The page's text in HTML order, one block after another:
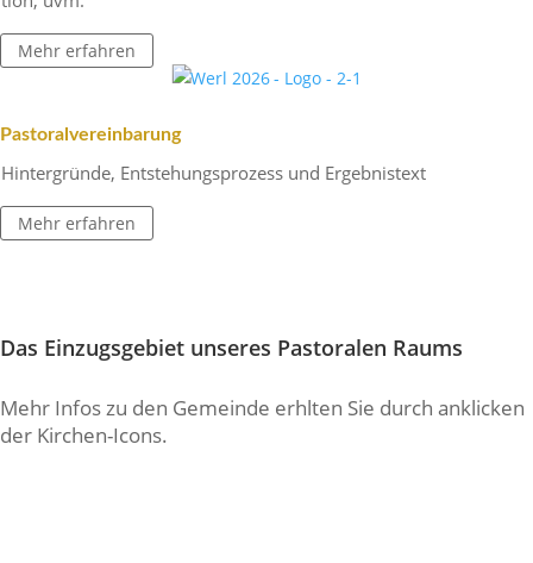
Mehr erfahren
Pasto­ral­ver­ein­ba­rung
Hinter­gründe, Entste­hungs­pro­zess und Ergebnistext
Mehr erfahren
Das Einzugs­ge­biet unseres Pasto­ralen Raums
Mehr Infos zu den Gemeinde erhlten Sie durch ankli­cken
der Kirchen-Icons.